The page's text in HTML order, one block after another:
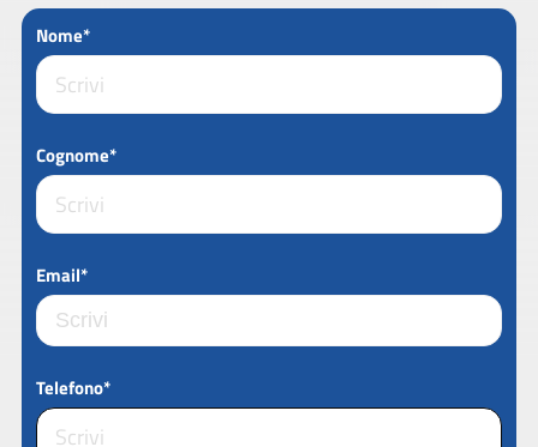
Nome*
Cognome*
Email*
Telefono*